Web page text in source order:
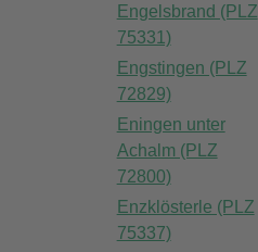
Engelsbrand (PLZ
75331)
Engstingen (PLZ
72829)
Eningen unter
Achalm (PLZ
72800)
Enzklösterle (PLZ
75337)